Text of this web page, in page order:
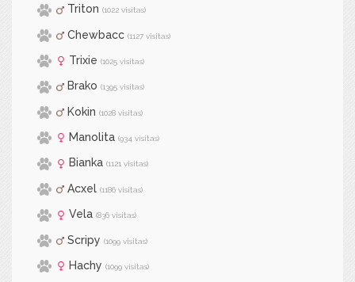
Triton (1022 visitas)
Chewbacc (1127 visitas)
Trixie (1025 visitas)
Brako (1395 visitas)
Kokin (1028 visitas)
Manolita (934 visitas)
Bianka (1121 visitas)
Acxel (1186 visitas)
Vela (836 visitas)
Scripy (1099 visitas)
Hachy (1099 visitas)